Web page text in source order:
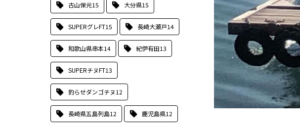
古山保元15 大分県15
SUPERグレFT15 長崎大瀬戸14
和歌山県串本14 紀伊有田13
SUPERチヌFT13
釣らせダンゴチヌ12
長崎県五島列島12 鹿児島県12